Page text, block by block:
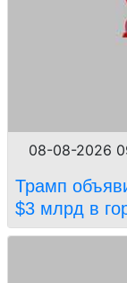
08-08-2026
Трамп
$3 млрд в